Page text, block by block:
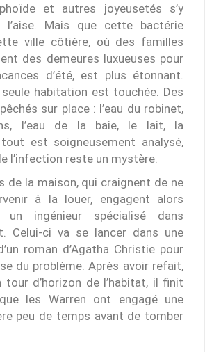
et autres joyeusetés s’y
l’aise. Mais que cette bactérie
ville côtière, où des familles
des demeures luxueuses pour
d’été, est plus étonnant.
seule habitation est touchée. Des
sur place : l’eau du robinet,
l’eau de la baie, le lait, la
est soigneusement analysé,
l’infection reste un mystère.
de la maison, qui craignent de ne
à la louer, engagent alors
un ingénieur spécialisé dans
Celui-ci va se lancer dans une
roman d’Agatha Christie pour
du problème. Après avoir refait,
tour d’horizon de l’habitat, il finit
les Warren ont engagé une
peu de temps avant de tomber